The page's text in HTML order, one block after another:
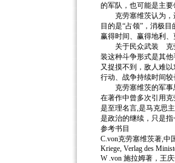
的军队，也可能是主要
克劳塞维茨认为，进
目的是“占领”，消极
赢得时间、赢得地利
关于民众武装 克劳
装这种斗争形式是其
又捉摸不到，敌人难
行动、战争持续时间较
克劳塞维茨的军事思
在著作中曾多次引用
是至理名言,是马克思
是政治的继续，只是
参考书目
C.von克劳塞维茨著,中
Kriege, Verlag des
W .von 施拉姆著，王